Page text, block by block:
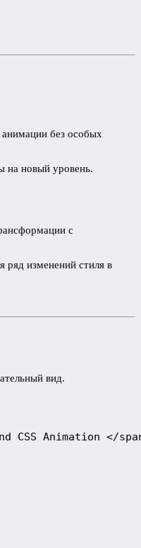
без особых
на новый уровень.
с
ряд изменений стиля в
вид.
CSS Animation </